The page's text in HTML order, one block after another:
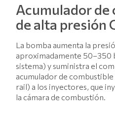
Acumulador de
de alta presión
La bomba aumenta la
aproximadamente 50–350
sistema) y suministra el
acumulador de
rail) a los inyectores, que
la cámara de combustión.